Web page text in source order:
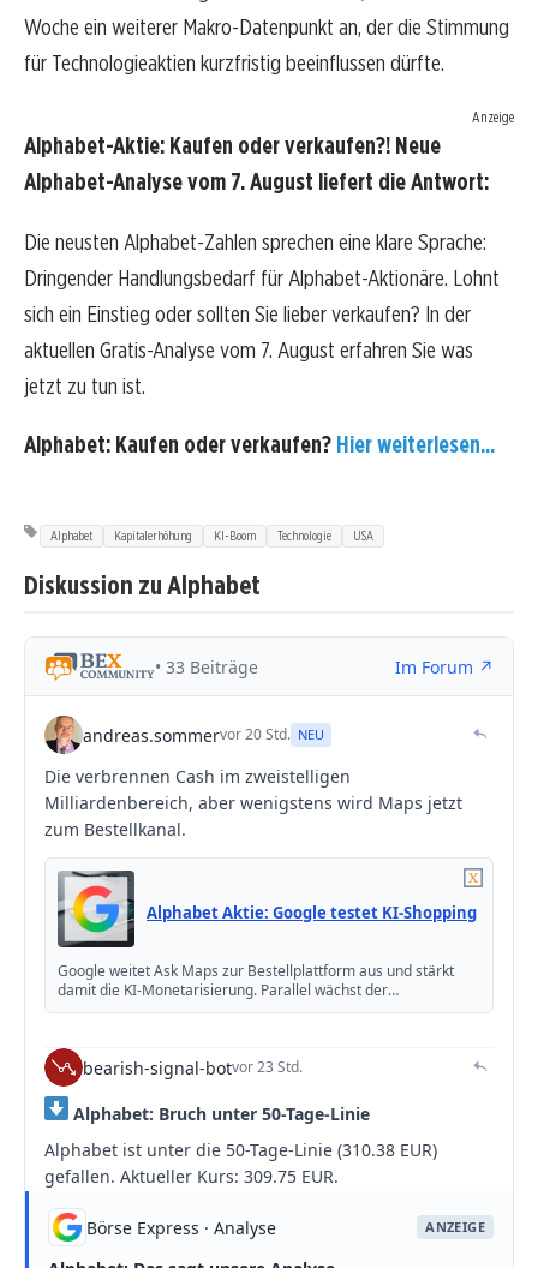
Woche ein weiterer Makro-Datenpunkt an, der die Stimmung
für Technologieaktien kurzfristig beeinflussen dürfte.
Anzeige
Alphabet-Aktie: Kaufen oder verkaufen?! Neue
Alphabet-Analyse vom 7. August liefert die Antwort:
Die neusten Alphabet-Zahlen sprechen eine klare Sprache:
Dringender Handlungsbedarf für Alphabet-Aktionäre. Lohnt
sich ein Einstieg oder sollten Sie lieber verkaufen? In der
aktuellen Gratis-Analyse vom 7. August erfahren Sie was
jetzt zu tun ist.
Alphabet: Kaufen oder verkaufen? Hier weiterlesen...
Alphabet Kapitalerhöhung KI-Boom Technologie USA
Diskussion zu Alphabet